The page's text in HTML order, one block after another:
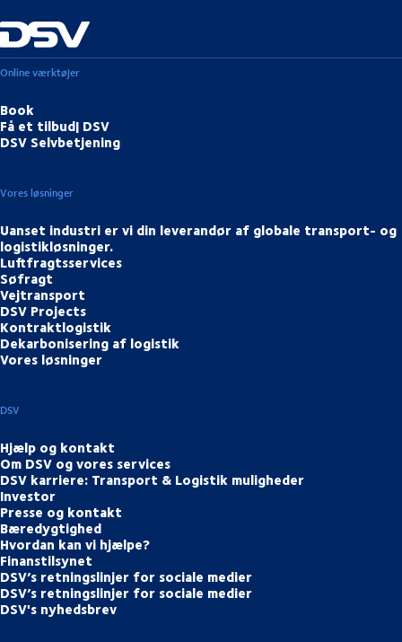
Online værktøjer
Book
Få et tilbud| DSV
DSV Selvbetjening
Vores løsninger
Uanset industri er vi din leverandør af globale transport- og
logistikløsninger.
Luftfragtsservices
Søfragt
Vejtransport
DSV Projects
Kontraktlogistik
Dekarbonisering af logistik
Vores løsninger
DSV
Hjælp og kontakt
Om DSV og vores services
DSV karriere: Transport & Logistik muligheder
Investor
Presse og kontakt
Bæredygtighed
Hvordan kan vi hjælpe?
Finanstilsynet
DSV’s retningslinjer for sociale medier
DSV’s retningslinjer for sociale medier
DSV's nyhedsbrev